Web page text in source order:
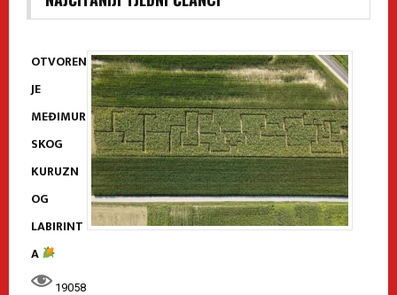
OTVOREN
JE
MEĐIMUR
SKOG
KURUZN
OG
LABIRINT
A
19058